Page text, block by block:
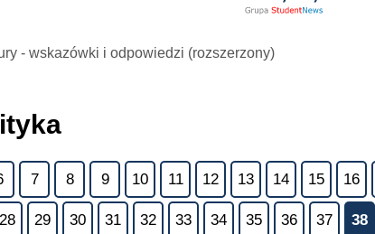
- wskazówki i odpowiedzi (rozszerzony)
7 8 9 10 11 12 13 14 15 16
28 29 30 31 32 33 34 35 36 37 38